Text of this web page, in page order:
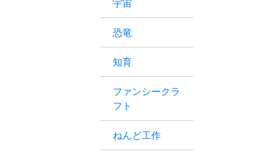
宇宙
恐竜
知育
ファンシークラ
フト
ねんど工作